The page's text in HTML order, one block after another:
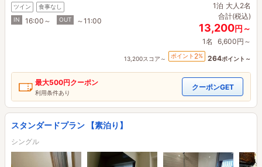
ツイン
食事なし
IN
16:00～ OUT ～11:00
1泊 大人2名
合計(税込)
13,200円～
1名 6,600円～
13,200スコア～ ポイント 2% 264ポイント～
最大500円クーポン
利用条件あり
クーポンGET
スタンダードプラン 【素泊り】
シングル